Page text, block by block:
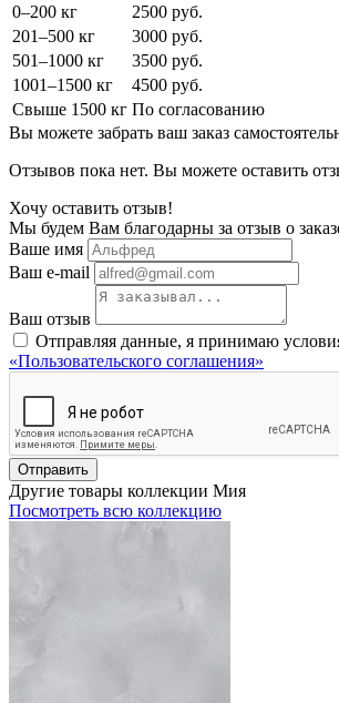
0–200 кг
2500 руб.
201–500 кг
3000 руб.
501–1000 кг
3500 руб.
1001–1500 кг
4500 руб.
Свыше 1500 кг По согласованию
Вы можете забрать ваш заказ
Отзывов пока нет. Вы можете оставить
Хочу оставить отзыв!
Мы будем Вам благодарны за отзыв о
Ваше имя
Ваш e-mail
Ваш отзыв
Отправляя данные, я принимаю
«Пользовательского соглашения»
Отправить
Другие товары коллекции Мия
Посмотреть всю коллекцию